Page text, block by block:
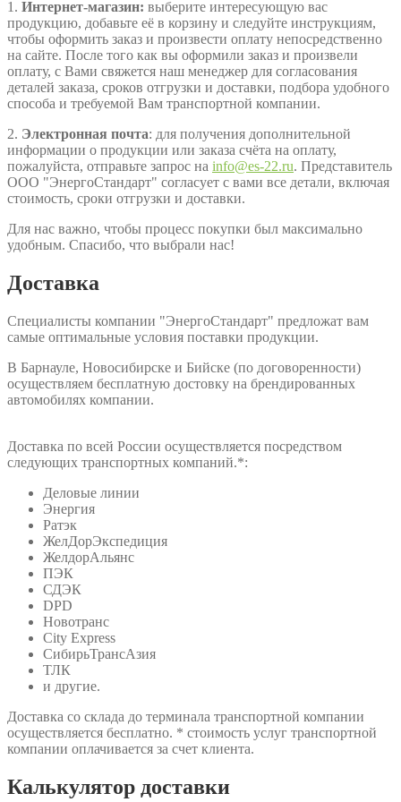
1. Интернет-магазин: выберите интересующую вас
продукцию, добавьте её в корзину и следуйте инструкциям,
чтобы оформить заказ и произвести оплату непосредственно
на сайте. После того как вы оформили заказ и произвели
оплату, с Вами свяжется наш менеджер для согласования
деталей заказа, сроков отгрузки и доставки, подбора удобного
способа и требуемой Вам транспортной компании.
2. Электронная почта: для получения дополнительной
информации о продукции или заказа счёта на оплату,
пожалуйста, отправьте запрос на info@es-22.ru. Представитель
ООО "ЭнергоСтандарт" согласует с вами все детали, включая
стоимость, сроки отгрузки и доставки.
Для нас важно, чтобы процесс покупки был максимально
удобным. Спасибо, что выбрали нас!
Доставка
Специалисты компании "ЭнергоСтандарт" предложат вам
самые оптимальные условия поставки продукции.
В Барнауле, Новосибирске и Бийске (по договоренности)
осуществляем бесплатную достовку на брендированных
автомобилях компании.
Доставка по всей России осуществляется посредством
следующих транспортных компаний.*:
Деловые линии
Энергия
Ратэк
ЖелДорЭкспедиция
ЖелдорАльянс
ПЭК
СДЭК
DPD
Новотранс
City Express
СибирьТрансАзия
ТЛК
и другие.
Доставка со склада до терминала транспортной компании
осуществляется бесплатно. * стоимость услуг транспортной
компании оплачивается за счет клиента.
Калькулятор доставки